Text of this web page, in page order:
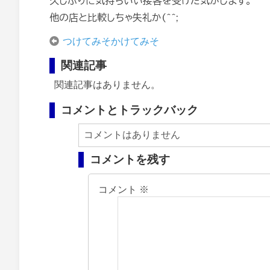
他の店と比較しちゃ失礼か(^^;
つけてみそかけてみそ
関連記事
関連記事はありません。
コメントとトラックバック
コメントはありません
コメントを残す
コメント ※